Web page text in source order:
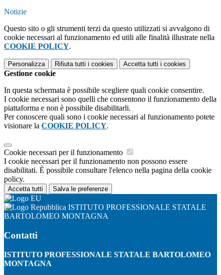
Notizie
Questo sito o gli strumenti terzi da questo utilizzati si avvalgono di
cookie necessari al funzionamento ed utili alle finalità illustrate nella
COOKIE POLICY.
Personalizza Rifiuta tutti i cookies Accetta tutti i cookies
Gestione cookie
In questa schermata è possibile scegliere quali cookie consentire.
I cookie necessari sono quelli che consentono il funzionamento della
piattaforma e non è possibile disabilitarli.
Per conoscere quali sono i cookie necessari al funzionamento potete
visionare la COOKIE POLICY.
Cookie necessari per il funzionamento
I cookie necessari per il funzionamento non possono essere
disabilitati. È possibile consultare l'elenco nella pagina della cookie
policy.
Accetta tutti Salva le preferenze
ISTITUTO PROFESSIONALE STATALE
BARTOLOMEO MONTAGNA
Contatti
ISTITUTO PROFESSIONALE STATALE BARTOLOMEO
MONTAGNA